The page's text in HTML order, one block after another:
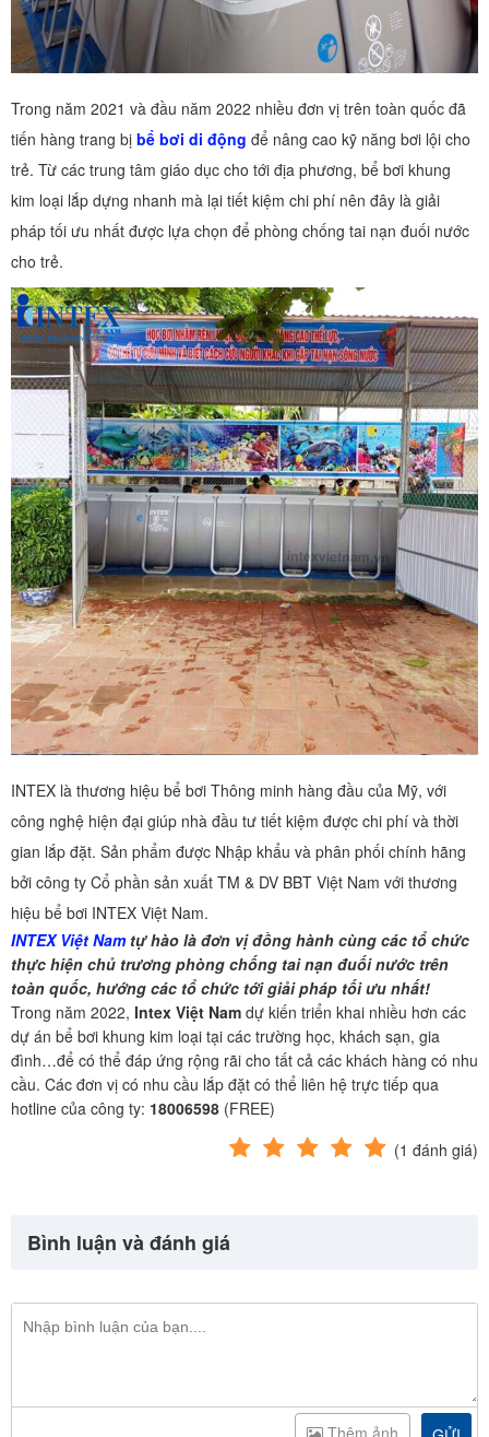
Trong năm 2021 và đầu năm 2022 nhiều đơn vị trên toàn quốc đã
tiến hàng trang bị bể bơi di động để nâng cao kỹ năng bơi lội cho
trẻ. Từ các trung tâm giáo dục cho tới địa phương, bể bơi khung
kim loại lắp dựng nhanh mà lại tiết kiệm chi phí nên đây là giải
pháp tối ưu nhất được lựa chọn để phòng chống tai nạn đuối nước
cho trẻ.
INTEX là thương hiệu bể bơi Thông minh hàng đầu của Mỹ, với
công nghệ hiện đại giúp nhà đầu tư tiết kiệm được chi phí và thời
gian lắp đặt. Sản phẩm được Nhập khẩu và phân phối chính hãng
bởi công ty Cổ phần sản xuất TM & DV BBT Việt Nam với thương
hiệu bể bơi INTEX Việt Nam.
INTEX Việt Namtự hào là đơn vị đồng hành cùng các tổ chức
thực hiện chủ trương phòng chống tai nạn đuối nước trên
toàn quốc, hướng các tổ chức tới giải pháp tối ưu nhất!
Trong năm 2022, Intex Việt Nam dự kiến triển khai nhiều hơn các
dự án bể bơi khung kim loại tại các trường học, khách sạn, gia
đình…để có thể đáp ứng rộng rãi cho tất cả các khách hàng có nhu
cầu. Các đơn vị có nhu cầu lắp đặt có thể liên hệ trực tiếp qua
hotline của công ty: 18006598 (FREE)
(1 đánh giá)
Bình luận và đánh giá
Thêm ảnh